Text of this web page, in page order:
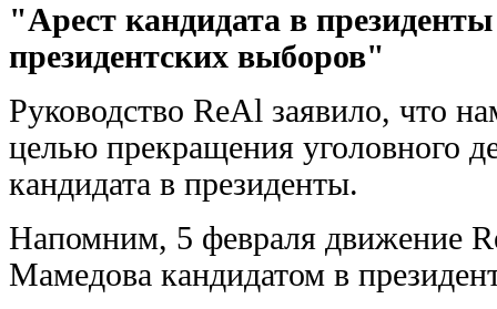
"Арест кандидата в
президентских выборов"
Руководство ReAl заявило, что
целью прекращения уголовного
кандидата в президенты.
Напомним, 5 февраля движение
Мамедова кандидатом в